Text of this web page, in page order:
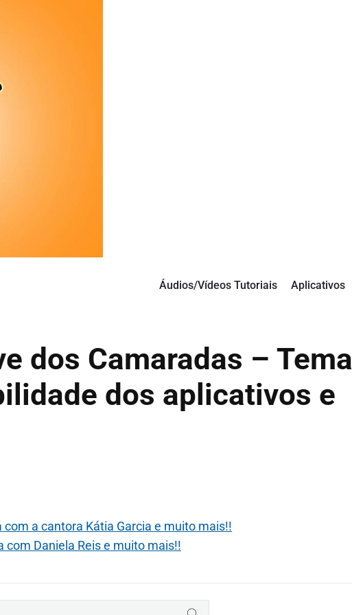
Áudios/Vídeos Tutoriais Aplicativos
dos Camaradas – Tema
dos aplicativos e
a cantora Kátia Garcia e muito mais!!
Daniela Reis e muito mais!!
BUSCAR